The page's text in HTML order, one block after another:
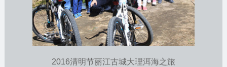
2016清明节丽江古城大理洱海之旅